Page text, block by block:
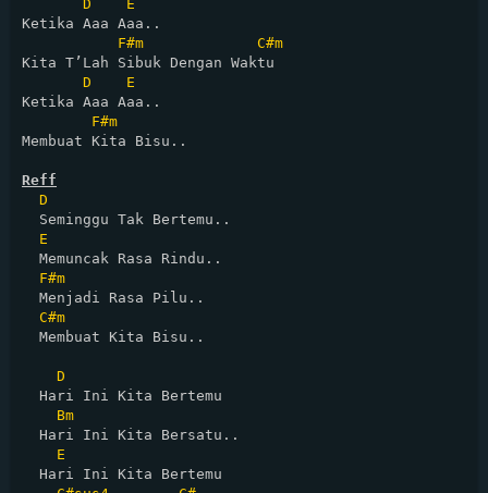
D
E
Ketika Aaa Aaa..
F#m
C#m
Kita T’Lah Sibuk Dengan Waktu
D
E
Ketika Aaa Aaa..
F#m
Membuat Kita Bisu..
Reff
D
  Seminggu Tak Bertemu..
E
  Memuncak Rasa Rindu..
F#m
  Menjadi Rasa Pilu..
C#m
  Membuat Kita Bisu..
D
  Hari Ini Kita Bertemu
Bm
  Hari Ini Kita Bersatu..
E
  Hari Ini Kita Bertemu